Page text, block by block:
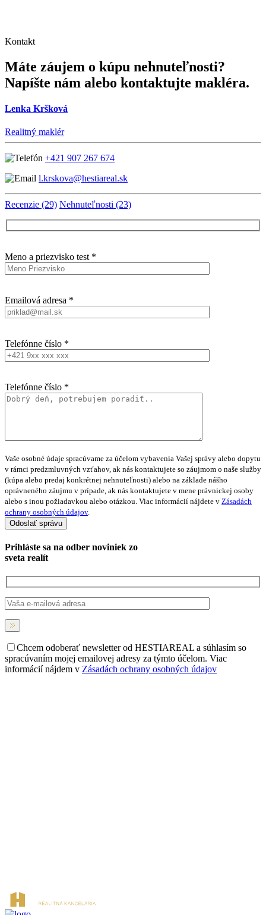
Kontakt
Máte záujem o kúpu nehnuteľnosti?
Napíšte nám alebo kontaktujte makléra.
Lenka Kršková
Realitný maklér
+421 907 267 674
l.krskova@hestiareal.sk
Recenzie (29) Nehnuteľnosti (23)
Meno a priezvisko test *
Emailová adresa *
Telefónne číslo *
Telefónne číslo *
Vaše osobné údaje spracúvame za účelom vybavenia Vašej správy alebo dopytu
v rámci predzmluvných vzťahov, ak nás kontaktujete so záujmom o naše služby
(kúpa alebo predaj konkrétnej nehnuteľnosti) alebo na základe nášho
oprávneného záujmu v prípade, ak nás kontaktujete v mene právnickej osoby
alebo s inou požiadavkou alebo otázkou. Viac informácií nájdete v Zásadách
ochrany osobných údajov.
Prihláste sa na odber noviniek zo
sveta realít
Chcem odoberať newsletter od HESTIAREAL a súhlasím so
spracúvaním mojej emailovej adresy za týmto účelom. Viac
informácií nájdem v Zásadách ochrany osobných údajov